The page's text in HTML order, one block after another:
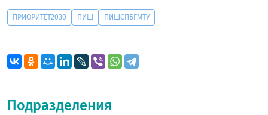
ПРИОРИТЕТ2030 ПИШ ПИШСПБГМТУ
Подразделения